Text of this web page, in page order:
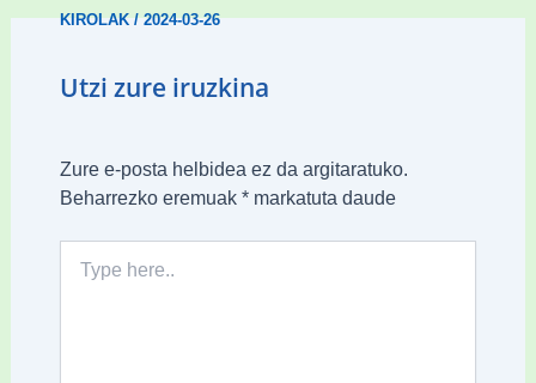
KIROLAK/2024-03-26
Utzi zure iruzkina
Zure e-posta helbidea ez da argitaratuko.
Beharrezko eremuak *markatuta daude
here..